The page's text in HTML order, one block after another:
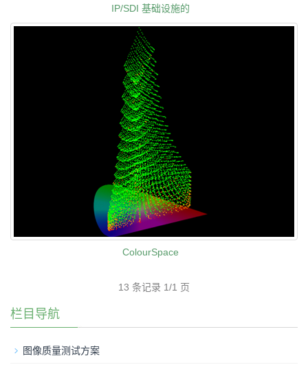
IP/SDI 基础设施的
ColourSpace
13 条记录 1/1 页
栏目导航
图像质量测试方案